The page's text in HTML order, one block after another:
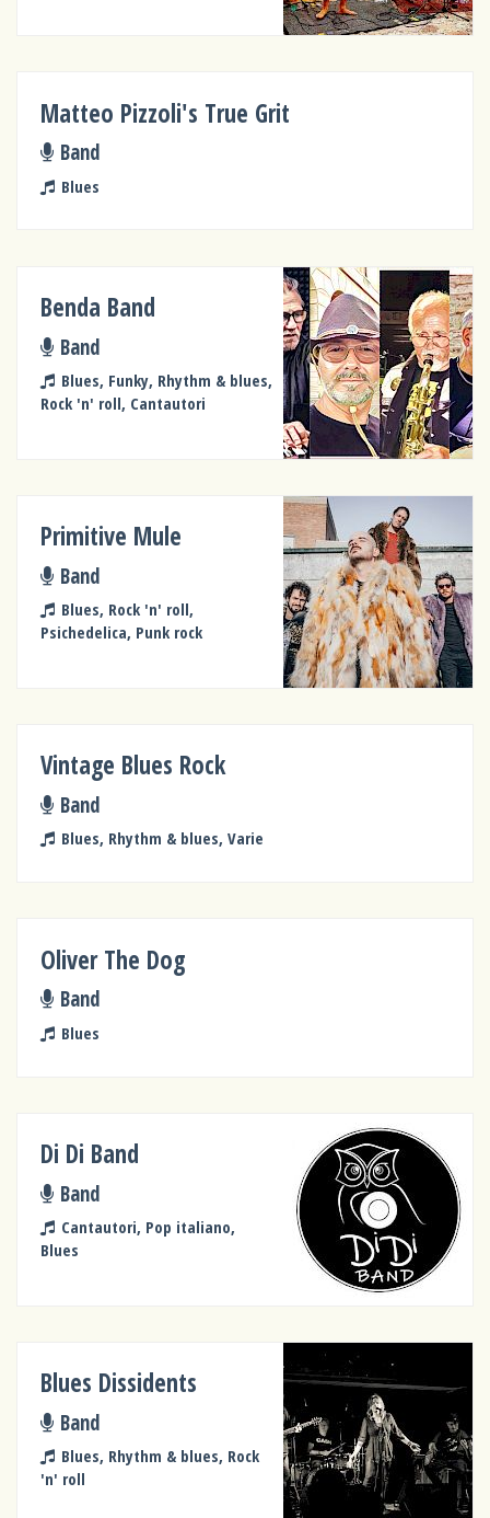
Matteo Pizzoli's True Grit
Band
Blues
Benda Band
Band
Blues, Funky, Rhythm & blues,
Rock 'n' roll, Cantautori
Primitive Mule
Band
Blues, Rock 'n' roll,
Psichedelica, Punk rock
Vintage Blues Rock
Band
Blues, Rhythm & blues, Varie
Oliver The Dog
Band
Blues
Di Di Band
Band
Cantautori, Pop italiano,
Blues
Blues Dissidents
Band
Blues, Rhythm & blues, Rock
'n' roll